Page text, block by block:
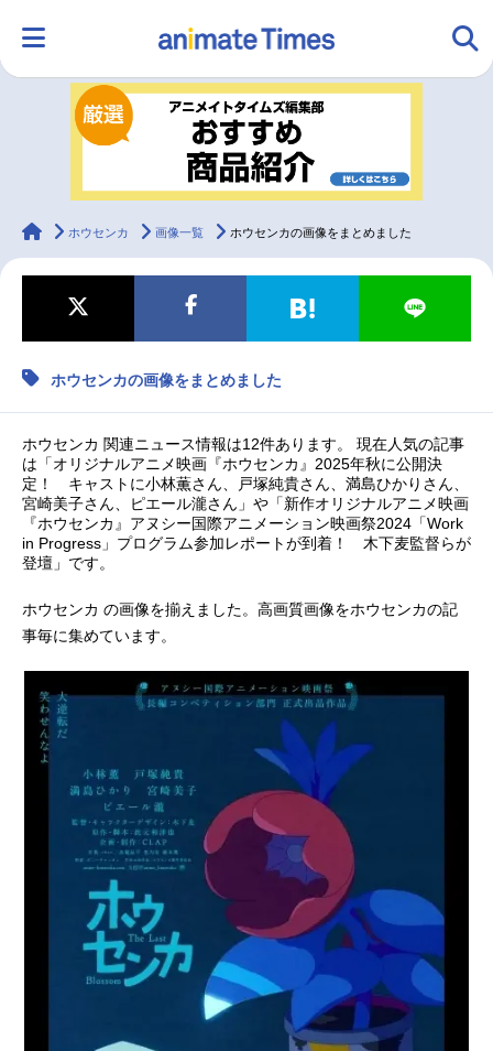
ランキング アニメ
ラジオ
マンガ・ラノベ ゲーム・アプリ 音楽 コスプレ
2.5次元 配信・Vtuber
最新記事一覧
アニメ記事一覧 声優記事一覧
アニメ映画一覧 実写化映画一覧
春アニメ
秋アニメ 冬アニメ
男性声優/女性声優一覧
FOLLOW US
animateTimes
ホウセンカ 画像一覧 ホウセンカの画像をまとめました
ホウセンカの画像をまとめました
ホウセンカ 関連ニュース情報は12件あります。 現在人気の記事
は「オリジナルアニメ映画『ホウセンカ』2025年秋に公開決
定！ キャストに小林薫さん、戸塚純貴さん、満島ひかりさん、
宮崎美子さん、ピエール瀧さん」や「新作オリジナルアニメ映画
『ホウセンカ』アヌシー国際アニメーション映画祭2024「Work
in Progress」プログラム参加レポートが到着！ 木下麦監督らが
登壇」です。
ホウセンカ の画像を揃えました。高画質画像をホウセンカの記
事毎に集めています。